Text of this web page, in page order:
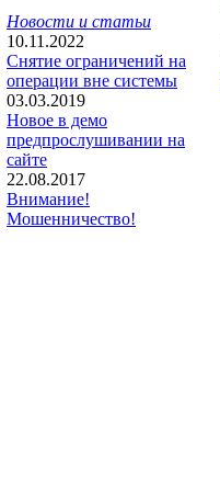
Новости и статьи
10.11.2022
Снятие ограничений на
операции вне системы
03.03.2019
Новое в демо
предпрослушивании на
сайте
22.08.2017
Внимание!
Мошенничество!